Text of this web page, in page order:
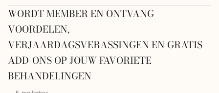
WORDT MEMBER EN ONTVANG
VOORDELEN,
VERJAARDAGSVERASSINGEN EN GRATIS
ADD-ONS OP JOUW FAVORIETE
BEHANDELINGEN